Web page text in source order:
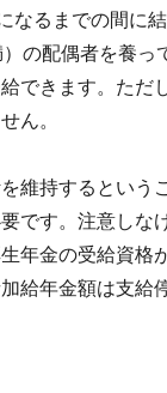
なるまでの間に
の配偶者を養
できます。ただ
ん。
維持するという
です。注意しな
年金の受給資格
給年金額は支給